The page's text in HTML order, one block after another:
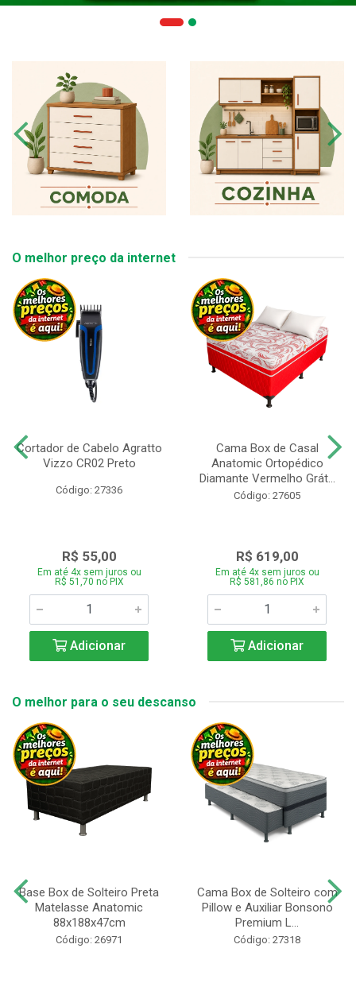
O melhor preço da internet
Cortador de Cabelo Agratto
Vizzo CR02 Preto
Código: 27336
R$ 55,00
Em até 4x sem juros ou
R$ 51,70 no PIX
Adicionar
Cama Box de Casal
Anatomic Ortopédico
Diamante Vermelho Grát...
Código: 27605
R$ 619,00
Em até 4x sem juros ou
R$ 581,86 no PIX
Adicionar
O melhor para o seu descanso
Base Box de Solteiro Preta
Matelasse Anatomic
88x188x47cm
Código: 26971
Cama Box de Solteiro com
Pillow e Auxiliar Bonsono
Premium L...
Código: 27318